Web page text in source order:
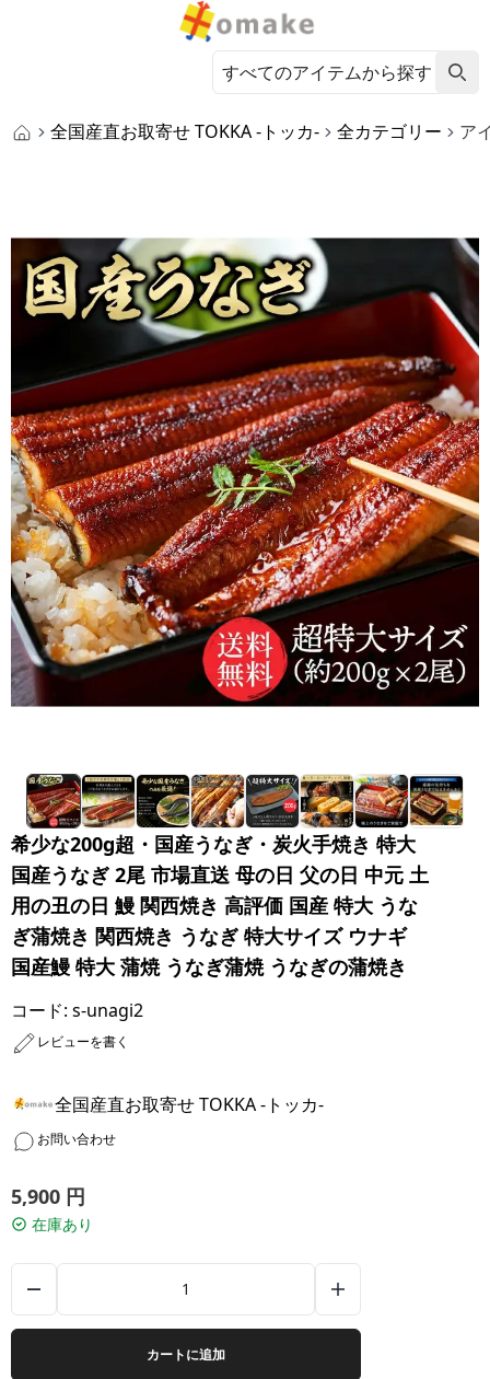
全国産直お取寄せ TOKKA -トッカ- 全カテゴリー ア
希少な200g超・国産うなぎ・炭火手焼き 特大
国産うなぎ 2尾 市場直送 母の日 父の日 中元 土
用の丑の日 鰻 関西焼き 高評価 国産 特大 うな
ぎ蒲焼き 関西焼き うなぎ 特大サイズ ウナギ
国産鰻 特大 蒲焼 うなぎ蒲焼 うなぎの蒲焼き
コード: s-unagi2
レビューを書く
全国産直お取寄せ TOKKA -トッカ-
お問い合わせ
5,900 円
在庫あり
カートに追加